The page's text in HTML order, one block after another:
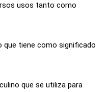
usos tanto como
que tiene como significado
que se utiliza para